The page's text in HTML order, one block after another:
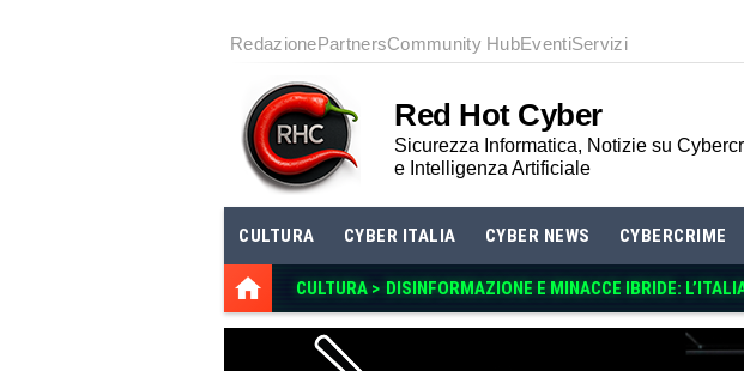
RedazionePartnersCommunity HubEventiServizi
Red Hot Cyber
Sicurezza Informatica, Notizie su
e Intelligenza Artificiale
CULTURA CYBER ITALIA CYBER NEWS CYBERCRIME
CULTURA > DISINFORMAZIONE E MINACCE IBRIDE: